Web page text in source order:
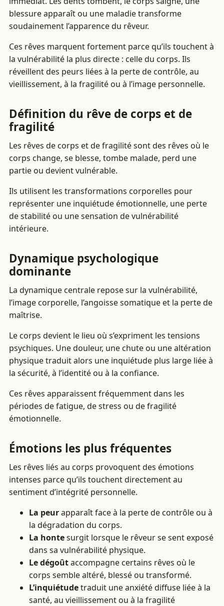
blessure apparaît ou une maladie transforme
soudainement l’apparence du rêveur.
Ces rêves marquent fortement parce qu’ils touchent à
la vulnérabilité la plus directe : celle du corps. Ils
réveillent des peurs liées à la perte de contrôle, au
vieillissement, à la fragilité ou à l’image personnelle.
Définition du rêve de corps et de
fragilité
Les rêves de corps et de fragilité sont des rêves où le
corps change, se blesse, tombe malade, perd une
partie ou devient vulnérable.
Ils utilisent les transformations corporelles pour
représenter une inquiétude émotionnelle, une perte
de stabilité ou une sensation de vulnérabilité
intérieure.
Dynamique psychologique
dominante
La dynamique centrale repose sur la vulnérabilité,
l’image corporelle, l’angoisse somatique et la perte de
maîtrise.
Le corps devient le lieu où s’expriment les tensions
psychiques. Une douleur, une chute ou une altération
physique traduit alors une inquiétude plus large liée à
la sécurité, à l’identité ou à la confiance.
Ces rêves apparaissent fréquemment dans les
périodes de fatigue, de stress ou de fragilité
émotionnelle.
Émotions les plus fréquentes
Les rêves liés au corps provoquent des émotions
intenses parce qu’ils touchent directement au
sentiment d’intégrité personnelle.
La peurapparaît face à la perte de contrôle ou à
la dégradation du corps.
La hontesurgit lorsque le rêveur se sent exposé
dans sa vulnérabilité physique.
Le dégoûtaccompagne certains rêves où le
corps semble altéré, blessé ou transformé.
L’inquiétudetraduit une anxiété diffuse liée à la
santé, au vieillissement ou à la fragilité